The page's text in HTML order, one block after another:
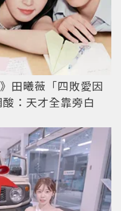
田曦薇「四敗愛因
：天才全靠旁白